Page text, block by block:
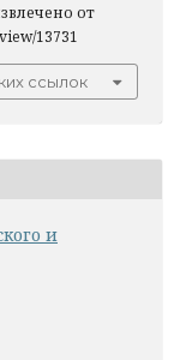
от
13731
ссылок
и